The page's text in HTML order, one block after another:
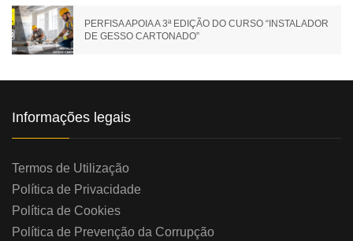
PERFISA APOIA A 3ª EDIÇÃO DO CURSO “INSTALADOR
DE GESSO CARTONADO”
Informações legais
Termos de Utilização
Política de Privacidade
Política de Cookies
Política de Prevenção da Corrupção